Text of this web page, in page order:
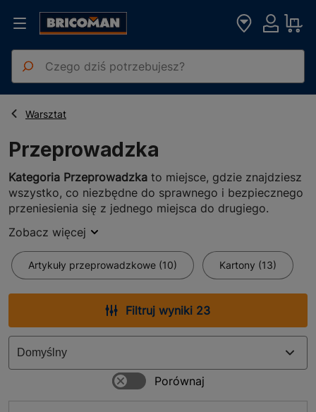
Strona główna
Warsztat
Przeprowadzka
Przeprowadzka
Kategoria Przeprowadzka to miejsce, gdzie znajdziesz
wszystko, co niezbędne do sprawnego i bezpiecznego
przeniesienia się z jednego miejsca do drugiego.
przeprowadzkowe, które ułatwią Ci organizację i
pakowanie rzeczy.Znajdziesz tu najwyższej jakości
kartony, które idealnie sprawdzą się do pakowania i
będziesz mógł zabezpieczyć swoje rzeczy przed
uszkodzeniami podczas transportu.
Przeprowadzka to zawsze wyzwanie
, dlatego warto
sobie odpowiednich artykułów. Dzięki bogatej
Zobacz więcej
Artykuły przeprowadzkowe (10) Kartony (13)
Filtruj wyniki 23